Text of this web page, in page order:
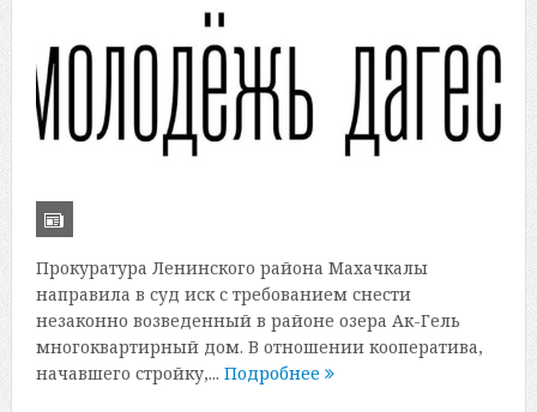
Прокуратура Ленинского района Махачкалы
направила в суд иск с требованием снести
незаконно возведенный в районе озера Ак-Гель
многоквартирный дом. В отношении кооператива,
начавшего стройку,... Подробнее